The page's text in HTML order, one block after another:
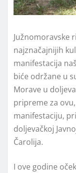
Južnomoravske
najznačajnijih
manifestacija
biće održane u
Morave u
pripreme za
manifestaciju,
doljevačkoj
Čarolija.
I ove godine